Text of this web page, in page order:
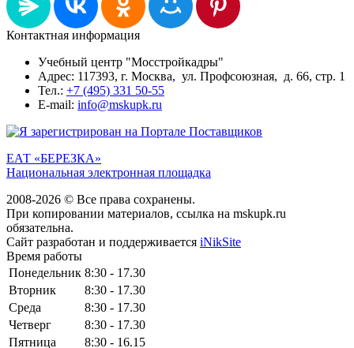
Контактная информация
Учебный центр "Мосстройкадры"
Адрес: 117393, г. Москва, ул. Профсоюзная, д. 66, стр. 1
Тел.: +7 (495) 331 50-55
E-mail: info@mskupk.ru
ЕАТ «БЕРЕЗКА»
Национальная электронная площадка
2008-2026 © Все права сохранены.
При копировании материалов, ссылка на mskupk.ru
обязательна.
Сайт разработан и поддерживается iNikSite
Время работы
Понедельник 8:30 - 17.30
Вторник
8:30 - 17.30
Среда
8:30 - 17.30
Четверг
8:30 - 17.30
Пятница
8:30 - 16.15